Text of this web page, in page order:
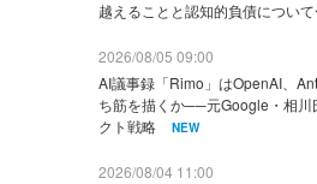
越えることと認知的負債につい
2026/08/05 09:00
AI議事録「Rimo」はOpenAI、
ち筋を描くか──元Google・相川
クト戦略
NEW
2026/08/04 11:00